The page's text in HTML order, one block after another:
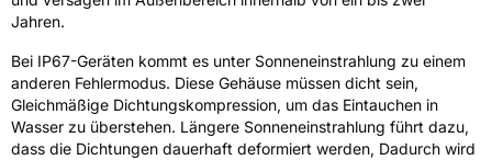
Jahren.
Bei IP67-Geräten kommt es unter Sonneneinstrahlung zu einem
anderen Fehlermodus. Diese Gehäuse müssen dicht sein,
Gleichmäßige Dichtungskompression, um das Eintauchen in
Wasser zu überstehen. Längere Sonneneinstrahlung führt dazu,
dass die Dichtungen dauerhaft deformiert werden, Dadurch wird